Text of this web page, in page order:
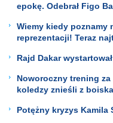
epokę. Odebrał Figo
Wiemy kiedy poznamy
reprezentacji! Teraz
Rajd Dakar
Noworoczny trening
koledzy znieśli z
Potężny kryzys Kamila